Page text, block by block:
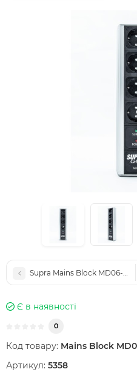
Supra Mains Block MD06-EU/
Є в наявності
0
Код товару: Mains Block
Артикул: 5358